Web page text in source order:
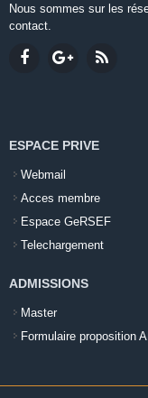
Nous sommes sur les
contact.
ESPACE PRIVE
Webmail
Acces membre
Espace GeRSEF
Telechargement
ADMISSIONS
Master
Formulaire proposition